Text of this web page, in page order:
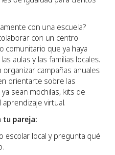
con una escuela?
con un centro
comunitario que ya haya
aulas y las familias locales.
campañas anuales
orientarte sobre las
sean mochilas, kits de
virtual.
tu pareja:
escolar local y pregunta qué